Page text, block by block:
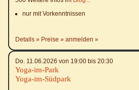
nur mit Vorkenntnissen
Details Preise anmelden
Do. 11.06.2026 von 19:00 bis 20:30
Yoga-im-Park
Yoga-im-Südpark